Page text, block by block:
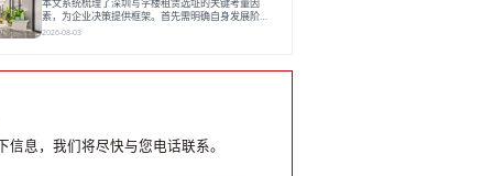
域的写字楼市场概况是决策的首先
本文系统梳理了深圳写字楼租赁选址的关键考量因
素，为企业决策提供框架。首先需明确自身发展阶
段、团队规模和文化特质等核心需求。深圳多中心商
业园注重生态与社群，适合文创、科技类企业。评估
2026-08-03
信息，我们将尽快与您电话联系。